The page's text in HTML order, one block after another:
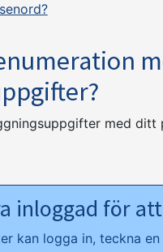
med ditt
inloggad för
kan logga in, teckna